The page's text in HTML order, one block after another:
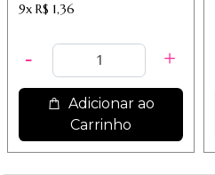
9x R$ 1,36
Adicionar ao
Carrinho